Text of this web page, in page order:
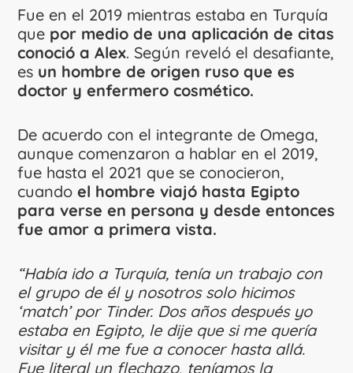
Fue en el 2019 mientras estaba en Turquía
que por medio de una aplicación de citas
conoció a Alex. Según reveló el desafiante,
es un hombre de origen ruso que es
doctor y enfermero cosmético.
De acuerdo con el integrante de Omega,
aunque comenzaron a hablar en el 2019,
fue hasta el 2021 que se conocieron,
cuandoel hombre viajó hasta Egipto
para verse en persona y desde entonces
fue amor a primera vista.
“Había ido a Turquía, tenía un trabajo con
el grupo de él y nosotros solo hicimos
‘match’ por Tinder. Dos años después yo
estaba en Egipto, le dije que si me quería
visitar y él me fue a conocer hasta allá.
Fue literal un flechazo, teníamos la